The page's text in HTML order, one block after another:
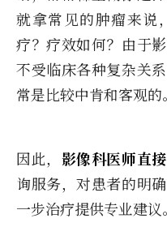
就拿常见的肿瘤来说
疗？疗效如何？由于
不受临床各种复杂关
常是比较中肯和客观的。
因此， 影像科医师直
询服务，对患者的明
一步治疗提供专业建议。